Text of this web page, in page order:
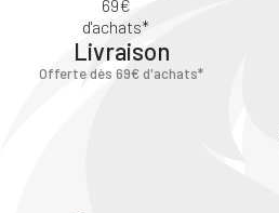
Livraison
Offerte dès 69€ d'achats*